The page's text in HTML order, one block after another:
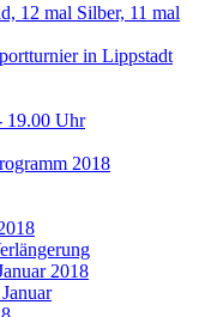
12 mal Silber, 11 mal
in Lippstadt
19.00 Uhr
2018
2018